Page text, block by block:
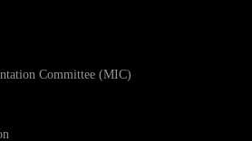
Committee (MIC)